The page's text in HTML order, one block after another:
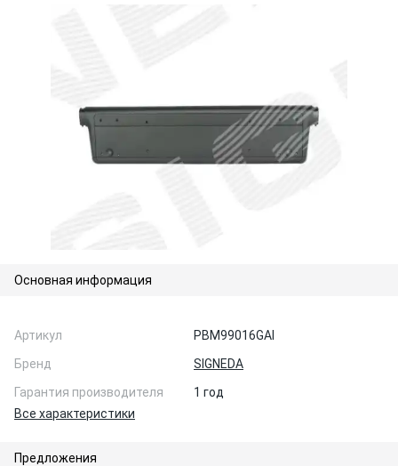
Основная информация
Артикул
PBM99016GAI
Бренд
SIGNEDA
Гарантия производителя
1 год
Все характеристики
Предложения